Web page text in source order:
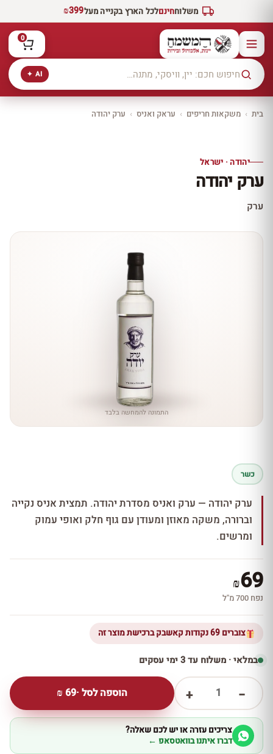
משלוחחינםלכל הארץ בקנייה מעל₪399
AI ✦
0
בית › משקאות חריפים › עראק ואניס › ערק יהודה
10% הנחה
עכשיו ב-10% הנחה
יהודה · ישראל
ערק יהודה
ערק
התמונה להמחשה בלבד
כשר
ערק יהודה — ערק ואניס מסדרת יהודה. תמצית אניס נקייה
וברורה, משקה מאוזן ומעודן עם גוף חלק ואופי עמוק
ומרשים.
₪69
נפח 700 מ''ל
צוברים 69 נקודות קאשבק ברכישת מוצר זה
במלאי · משלוח עד 3 ימי עסקים
−
1
+ הוספה לסל ·69
₪
צריכים עזרה או יש לכם שאלה?
דברו איתנו בוואטסאפ ←